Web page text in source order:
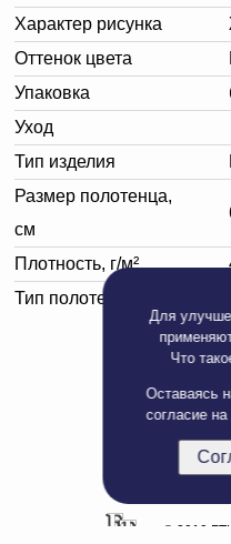
Для
Что
Оставаясь
согласие
Характер рисунка
Оттенок цвета
Упаковка
Уход
Тип изделия
Размер полотенца,
см
Плотность, г/м²
Тип полотенца
© 2019